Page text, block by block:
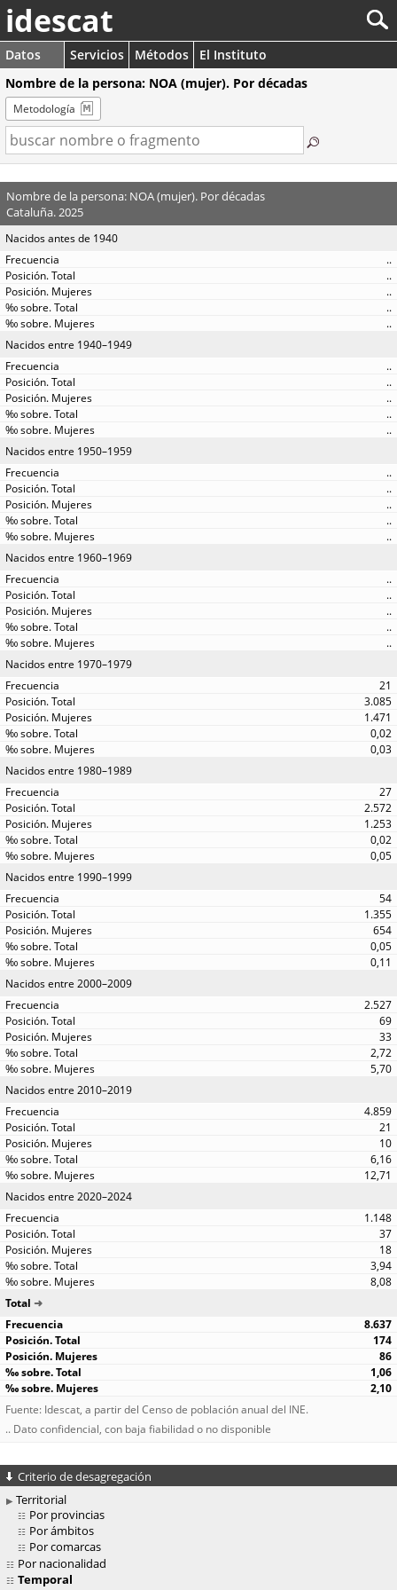
idescat
Datos Servicios Métodos
El Instituto
Nombre de la persona: NOA (mujer). Por décadas
Metodología
Nombre de la persona: NOA (mujer). Por décadas
Cataluña. 2025
Nacidos antes de 1940
..
..
..
..
..
Nacidos entre 1940–1949
..
..
..
..
..
Nacidos entre 1950–1959
..
..
..
..
..
Nacidos entre 1960–1969
..
..
..
..
..
Nacidos entre 1970–1979
21
3.085
1.471
0,02
0,03
Nacidos entre 1980–1989
27
2.572
1.253
0,02
0,05
Nacidos entre 1990–1999
54
1.355
654
0,05
0,11
Nacidos entre 2000–2009
2.527
69
33
2,72
5,70
Nacidos entre 2010–2019
4.859
21
10
6,16
12,71
Nacidos entre 2020–2024
1.148
37
18
3,94
8,08
Total
8.637
174
86
1,06
2,10
Fuente: Idescat, a partir del Censo de población anual del INE.
.. Dato confidencial, con baja fiabilidad o no disponible
Criterio de desagregación
Territorial
Por provincias
Por ámbitos
Por comarcas
Por nacionalidad
Temporal